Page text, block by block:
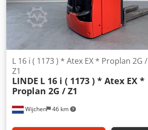
Wijchen 46 km
L 16 i ( 1173 ) * Atex EX * Proplan 2G /
Z1
LINDE L 16 i ( 1173 ) * Atex EX *
Proplan 2G / Z1